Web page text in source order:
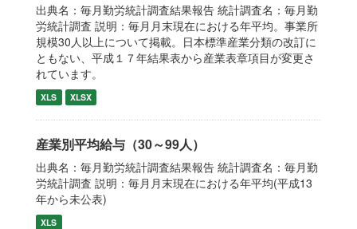
出典名：毎月勤労統計調査結果報告 統計調査名：毎月勤
労統計調査 説明：毎月月末現在における年平均。事業所
規模30人以上について掲載。日本標準産業分類の改訂に
ともない、平成１７年結果表から産業表章項目が変更さ
れています。
XLS XLSX
産業別平均給与（30～99人）
出典名：毎月勤労統計調査結果報告 統計調査名：毎月勤
労統計調査 説明：毎月月末現在における年平均(平成13
年から未公表)
XLS